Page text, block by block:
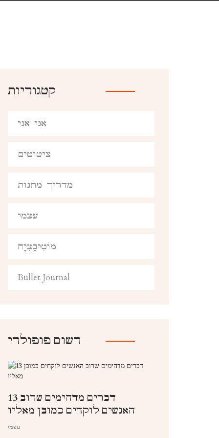
קטגוריות
אני אני
ציטוטים
מדריך מתנות
עצמי
מוֹטִיבָצִיָה
Bullet Journal
רשום פופולרי
13 דברים מדהימים שרוב
האנשים לוקחים כמובן מאליו
עצמי